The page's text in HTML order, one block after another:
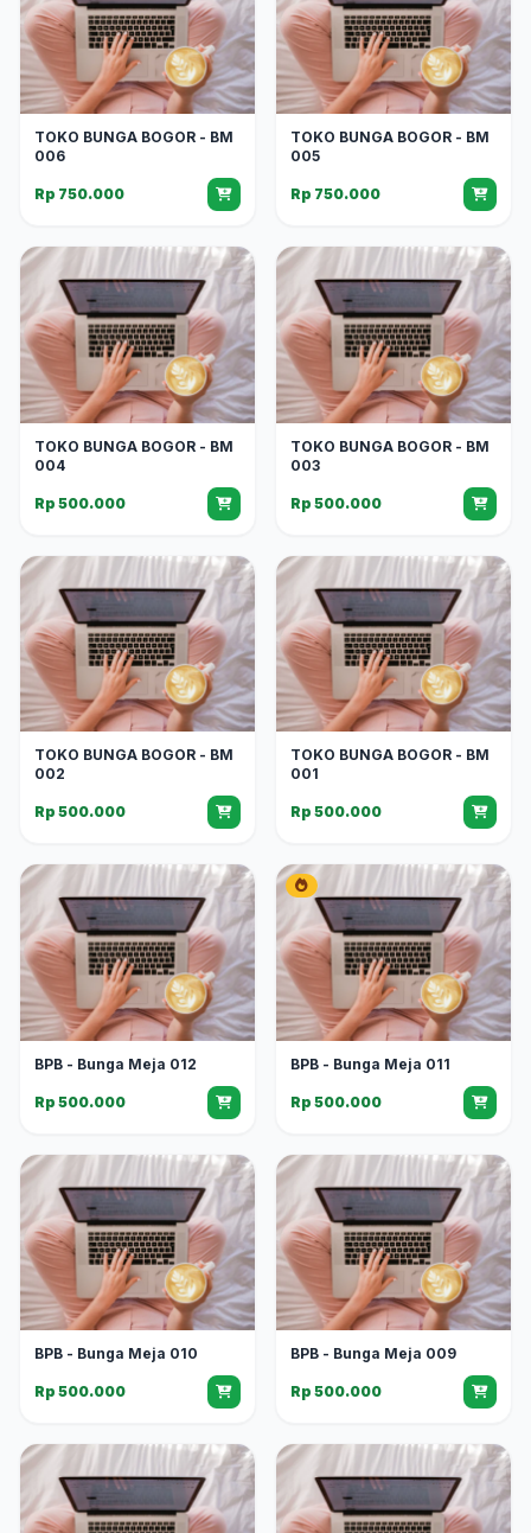
TOKO BUNGA BOGOR - BM
006
Rp 750.000
TOKO BUNGA BOGOR - BM
005
Rp 750.000
TOKO BUNGA BOGOR - BM
004
Rp 500.000
TOKO BUNGA BOGOR - BM
003
Rp 500.000
TOKO BUNGA BOGOR - BM
002
Rp 500.000
TOKO BUNGA BOGOR - BM
001
Rp 500.000
BPB - Bunga Meja 012
Rp 500.000
BPB - Bunga Meja 011
Rp 500.000
BPB - Bunga Meja 010
Rp 500.000
BPB - Bunga Meja 009
Rp 500.000